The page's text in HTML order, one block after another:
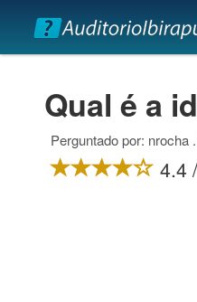
Qual é a
Perguntado por: nrocha
4.4